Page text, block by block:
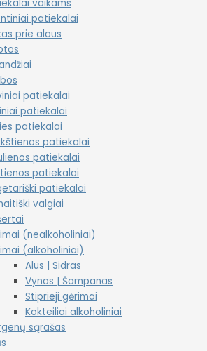
vaikams
patiekalai
prie alaus
patiekalai
patiekalai
patiekalai
patiekalai
patiekalai
patiekalai
patiekalai
valgiai
(nealkoholiniai)
(alkoholiniai)
Alus | Sidras
Vynas | Šampanas
Stiprieji gėrimai
Kokteiliai alkoholiniai
sąrašas